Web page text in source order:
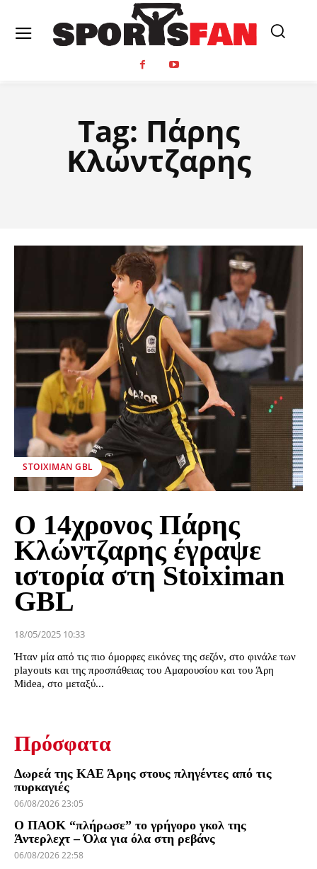
Tag: Πάρης
Κλώντζαρης
STOIXIMAN GBL
Ο 14χρονος Πάρης
Κλώντζαρης έγραψε
ιστορία στη Stoiximan
GBL
18/05/2025 10:33
Ήταν μία από τις πιο όμορφες εικόνες της σεζόν, στο φινάλε των
playouts και της προσπάθειας του Αμαρουσίου και του Άρη
Midea, στο μεταξύ...
Πρόσφατα
Δωρεά της ΚΑΕ Άρης στους πληγέντες από τις
πυρκαγιές
06/08/2026 23:05
Ο ΠΑΟΚ “πλήρωσε” το γρήγορο γκολ της
Άντερλεχτ – Όλα για όλα στη ρεβάνς
06/08/2026 22:58